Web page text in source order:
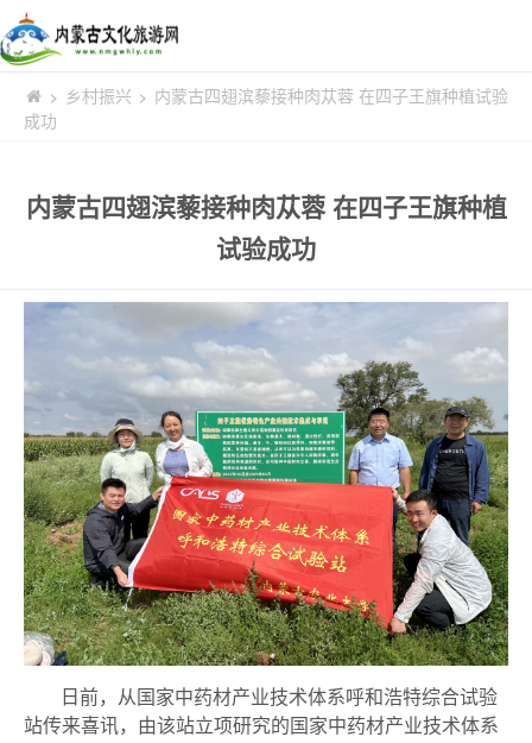
> 乡村振兴 > 内蒙古四翅滨藜接种肉苁蓉 在四子王旗种植试验
成功
内蒙古四翅滨藜接种肉苁蓉 在四子王旗种植
试验成功
日前，
从国家中药材产业技术体系呼和浩特综合试验
站传来喜讯， 由该站立项研究的国家中药材产业技术体系